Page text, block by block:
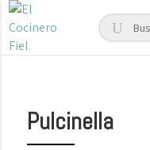
Pulcinella